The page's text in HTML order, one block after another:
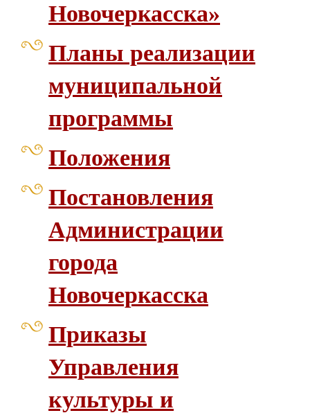
Новочеркасска»
Планы реализации
муниципальной
программы
Положения
Постановления
Администрации
города
Новочеркасска
Приказы
Управления
культуры и